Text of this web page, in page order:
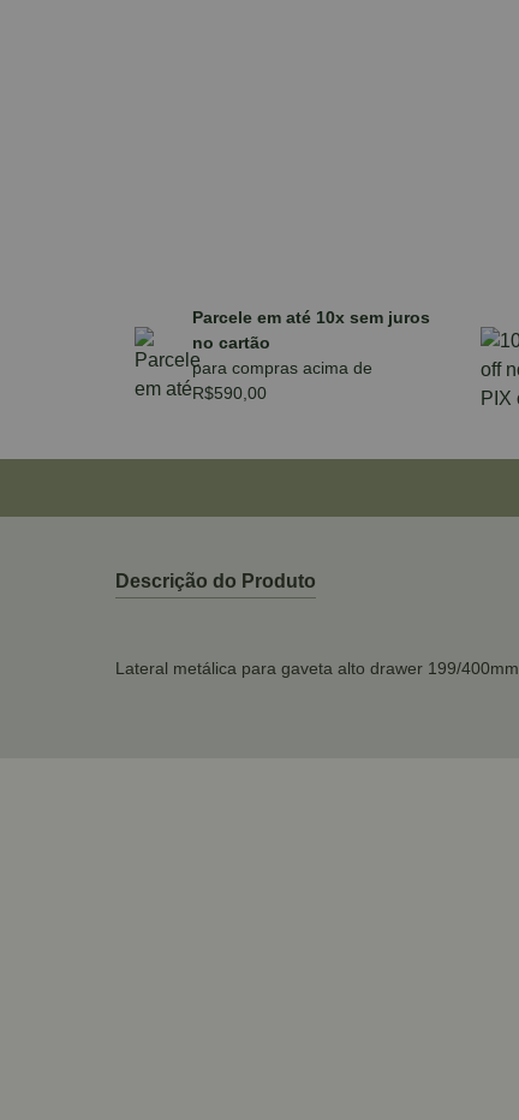
Parcele em até 10x sem juros
no cartão
para compras acima de
R$590,00
Descrição do Produto
Lateral metálica para gaveta alto drawer 199/400mm